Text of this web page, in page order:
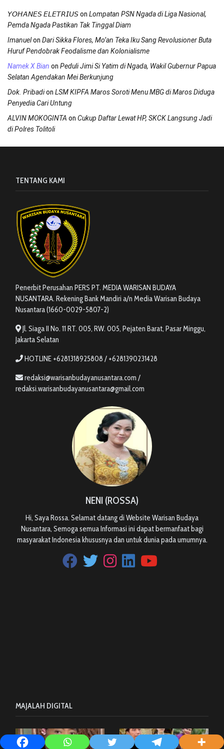
𝘠𝘖𝘏𝘈𝘕𝘌𝘚 𝘌𝘓𝘌𝘛𝘙𝘐𝘜𝘚on Lompatan PSN Ngada di Liga Nasional,
Pemda Ngada Pastikan Tak Tinggal Diam
Imanuelon Dari Sikka Flores, Mo’an Teka Iku Sang Revolusioner Buta
Huruf Pendobrak Feodalisme dan Kolonialisme
Namek X Bian on Peduli Jimi Si Yatim di Ngada, Wakil Gubernur Papua
Selatan Agendakan Mei Berkunjung
Dok. Pribadion LSM KIPFA Maros Soroti Menu MBG di Maros Diduga
Penyedia Cari Untung
ALVIN MOKOGINTA on Cukup Daftar Lewat HP, SKCK Langsung Jadi
di Polres Tolitoli
TENTANG KAMI
Penerbit Perusahan PERS PT. MEDIA WARISAN BUDAYA
NUSANTARA. Rekening Bank Mandiri a/n Media Warisan Budaya
Nusantara (1660-0029-5807-2)
Jl. Siaga II No. 11 RT. 005, RW. 005, Pejaten Barat, Pasar Minggu,
Jakarta Selatan
HOTLINE +6281318925808 / +6281390231428
redaksi@warisanbudayanusantara.com /
redaksi.warisanbudayanusantara@gmail.com
NENI (ROSSA)
Hi, Saya Rossa. Selamat datang di Website Warisan Budaya
Nusantara, Semoga semua Informasi ini dapat bermanfaat bagi
masyarakat Indonesia khususnya dan untuk dunia pada umumnya.
MAJALAH DIGITAL